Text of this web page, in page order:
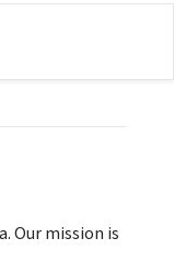
Our mission is